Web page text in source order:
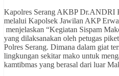
Kapolres Serang AKBP
melalui Kapolsek Jawilan AKP
menjelaskan “Kegiatan Sispam
yang dilaksanakan oleh petugas
Polres Serang. Dimana dalam giat
lingkungan sekitar mako untuk
kamtibmas yang berasal dari luar